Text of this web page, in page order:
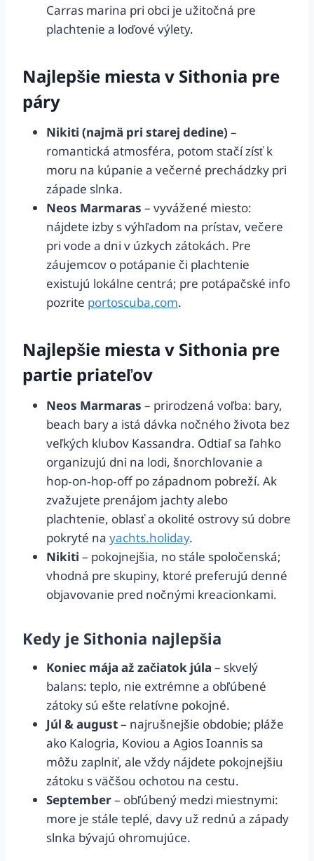
Carras marina pri obci je užitočná pre
plachtenie a loďové výlety.
Najlepšie miesta v Sithonia pre
páry
Nikiti (najmä pri starej dedine) –
romantická atmosféra, potom stačí zísť k
moru na kúpanie a večerné prechádzky pri
západe slnka.
Neos Marmaras – vyvážené miesto:
nájdete izby s výhľadom na prístav, večere
pri vode a dni v úzkych zátokách. Pre
záujemcov o potápanie či plachtenie
existujú lokálne centrá; pre potápačské info
pozrite portoscuba.com.
Najlepšie miesta v Sithonia pre
partie priateľov
Neos Marmaras – prirodzená voľba: bary,
beach bary a istá dávka nočného života bez
veľkých klubov Kassandra. Odtiaľ sa ľahko
organizujú dni na lodi, šnorchlovanie a
hop‑on‑hop‑off po západnom pobreží. Ak
zvažujete prenájom jachty alebo
plachtenie, oblasť a okolité ostrovy sú dobre
pokryté na yachts.holiday.
Nikiti – pokojnejšia, no stále spoločenská;
vhodná pre skupiny, ktoré preferujú denné
objavovanie pred nočnými kreacionkami.
Kedy je Sithonia najlepšia
Koniec mája až začiatok júla – skvelý
balans: teplo, nie extrémne a obľúbené
zátoky sú ešte relatívne pokojné.
Júl & august– najrušnejšie obdobie; pláže
ako Kalogria, Koviou a Agios Ioannis sa
môžu zaplniť, ale vždy nájdete pokojnejšiu
zátoku s väčšou ochotou na cestu.
September– obľúbený medzi miestnymi:
more je stále teplé, davy už rednú a západy
slnka bývajú ohromujúce.